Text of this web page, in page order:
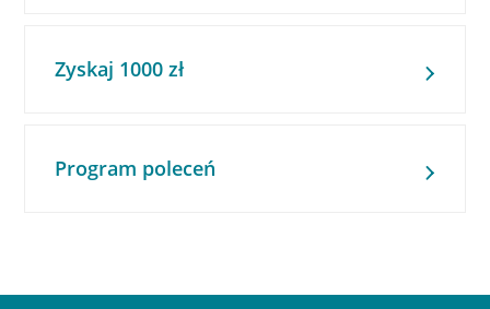
Zyskaj 1000 zł
Program poleceń